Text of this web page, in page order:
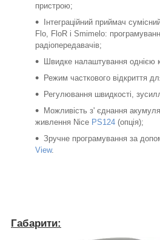
пристрою;
Інтеграційний приймач
Flo, FloR і Smimelo:
радіопередавачів;
Швидке налаштування однією
Режим часткового відкриття
Регулювання швидкості,
Можливість з' єднання
живлення Nice PS124 (опція);
Зручне програмування за
View.
Габарити: